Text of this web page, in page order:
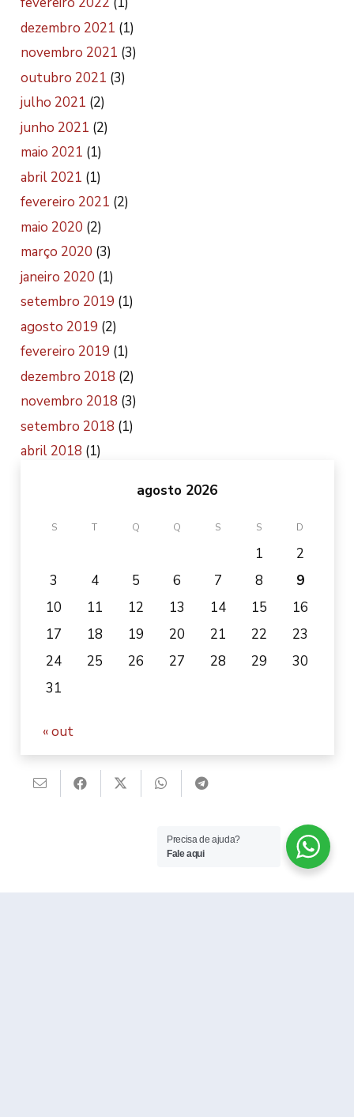
dezembro 2021 (1)
novembro 2021 (3)
outubro 2021 (3)
julho 2021 (2)
junho 2021 (2)
maio 2021 (1)
abril 2021 (1)
fevereiro 2021 (2)
maio 2020 (2)
março 2020 (3)
janeiro 2020 (1)
setembro 2019 (1)
agosto 2019 (2)
fevereiro 2019 (1)
dezembro 2018 (2)
novembro 2018 (3)
setembro 2018 (1)
abril 2018 (1)
agosto 2026
S T Q Q S S D
1
2
3
4 5 6 7 8
9
10
11 12 13 14 15
16
17
18 19 20 21 22
23
24
25 26 27 28 29
30
31
« out
Precisa de ajuda?
Fale aqui